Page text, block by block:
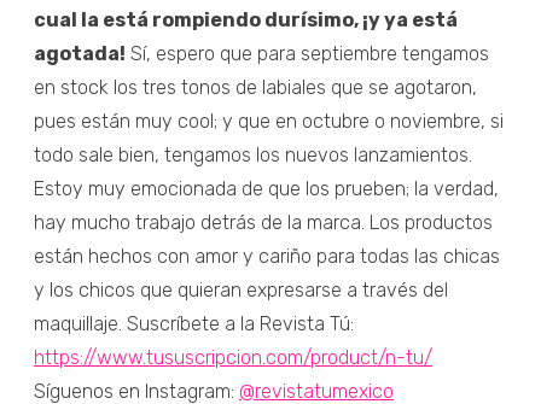
cual la está rompiendo durísimo, ¡y ya está
agotada! Sí, espero que para septiembre tengamos
en stock los tres tonos de labiales que se agotaron,
pues están muy cool; y que en octubre o noviembre, si
todo sale bien, tengamos los nuevos lanzamientos.
Estoy muy emocionada de que los prueben; la verdad,
hay mucho trabajo detrás de la marca. Los productos
están hechos con amor y cariño para todas las chicas
y los chicos que quieran expresarse a través del
maquillaje. Suscríbete a la Revista Tú:
https://www.tususcripcion.com/product/n-tu/
Síguenos en Instagram: @revistatumexico